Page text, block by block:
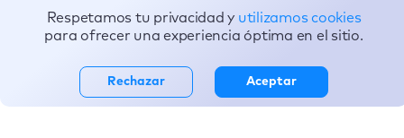
Tópicos
Respetamos tu privacidad y utilizamos cookies
para ofrecer una experiencia óptima en el sitio.
Rechazar Aceptar